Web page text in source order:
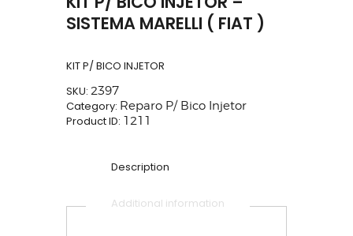
SISTEMA MARELLI ( FIAT )
KIT P/ BICO INJETOR
SKU: 2397
Category: Reparo P/ Bico Injetor
Product ID: 1211
Description
Additional information